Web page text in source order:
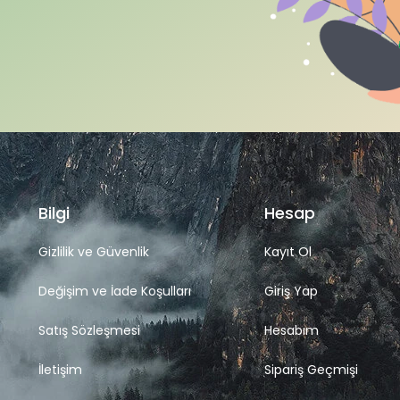
Bilgi
Gizlilik ve Güvenlik
Değişim ve İade Koşulları
Satış Sözleşmesi
İletişim
Hesap
Kayıt Ol
Giriş Yap
Hesabım
Sipariş Geçmişi